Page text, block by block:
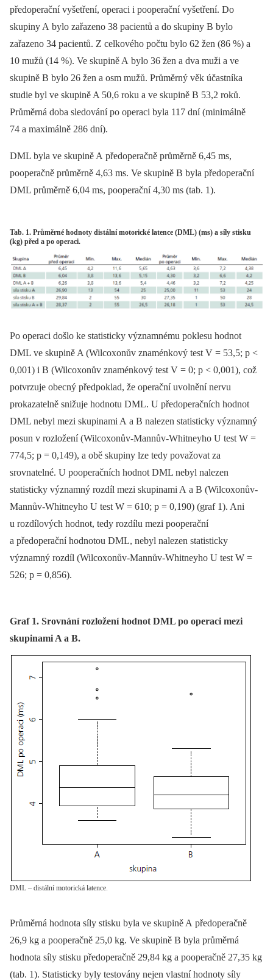
předoperační vyšetření, operaci i pooperační vyšetření. Do
skupiny A bylo zařazeno 38 pacientů a do skupiny B bylo
zařazeno 34 pacientů. Z celkového počtu bylo 62 žen (86 %) a
10 mužů (14 %). Ve skupině A bylo 36 žen a dva muži a ve
skupině B bylo 26 žen a osm mužů. Průměrný věk účastníka
studie byl ve skupině A 50,6 roku a ve skupině B 53,2 roků.
Průměrná doba sledování po operaci byla 117 dní (minimálně
74 a maximálně 286 dní).
DML byla ve skupině A předoperačně průměrně 6,45 ms,
pooperačně průměrně 4,63 ms. Ve skupině B byla předoperační
DML průměrně 6,04 ms, pooperační 4,30 ms (tab. 1).
Tab. 1. Průměrné hodnoty distální motorické latence (DML) (ms) a síly stisku
(kg) před a po operaci.
Po operaci došlo ke statisticky významnému poklesu hodnot
DML ve skupině A (Wilcoxonův znaménkový test V = 53,5; p <
0,001) i B (Wilcoxonův znaménkový test V = 0; p < 0,001), což
potvrzuje obecný předpoklad, že operační uvolnění nervu
prokazatelně snižuje hodnotu DML. U předoperačních hodnot
DML nebyl mezi skupinami A a B nalezen statisticky významný
posun v rozložení (Wilcoxonův-Mannův-Whitneyho U test W =
774,5; p = 0,149), a obě skupiny lze tedy považovat za
srovnatelné. U pooperačních hodnot DML nebyl nalezen
statisticky významný rozdíl mezi skupinami A a B (Wilcoxonův-
Mannův-Whitneyho U test W = 610; p = 0,190) (graf 1). Ani
u rozdílových hodnot, tedy rozdílu mezi pooperační
a předoperační hodnotou DML, nebyl nalezen statisticky
významný rozdíl (Wilcoxonův-Mannův-Whitneyho U test W =
526; p = 0,856).
Graf 1. Srovnání rozložení hodnot DML po operaci mezi
skupinami A a B.
DML – distální motorická latence.
Průměrná hodnota síly stisku byla ve skupině A předoperačně
26,9 kg a pooperačně 25,0 kg. Ve skupině B byla průměrná
hodnota síly stisku předoperačně 29,84 kg a pooperačně 27,35 kg
(tab. 1). Statisticky byly testovány nejen vlastní hodnoty síly